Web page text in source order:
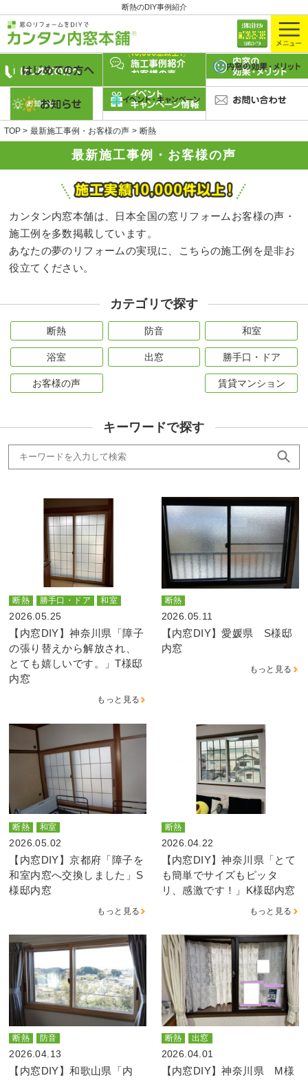
断熱のDIY事例紹介
最新施工事例・お客様の声
TOP 最新施工事例・お客様の声 断熱
カンタン内窓本舗は、日本全国の窓リフォームお客様の声・
施工例を多数掲載しています。
あなたの夢のリフォームの実現に、こちらの施工例を是非お
役立てください。
カテゴリで探す
断熱 防音 和室
浴室 出窓 勝手口・ドア
お客様の声 賃貸マンション
キーワードで探す
断熱 勝手口・ドア 和室
2026.05.25
【内窓DIY】神奈川県「障子
の張り替えから解放され、
とても嬉しいです。」T様邸
内窓
もっと見る
断熱
2026.05.11
【内窓DIY】愛媛県 S様邸
内窓
もっと見る
断熱 和室
2026.05.02
【内窓DIY】京都府「障子を
和室内窓へ交換しました」S
様邸内窓
もっと見る
断熱
2026.04.22
【内窓DIY】神奈川県「とて
も簡単でサイズもピッタ
リ、感激です！」K様邸内窓
もっと見る
断熱 防音
2026.04.13
【内窓DIY】和歌山県「内
断熱 出窓
2026.04.01
【内窓DIY】神奈川県 M様